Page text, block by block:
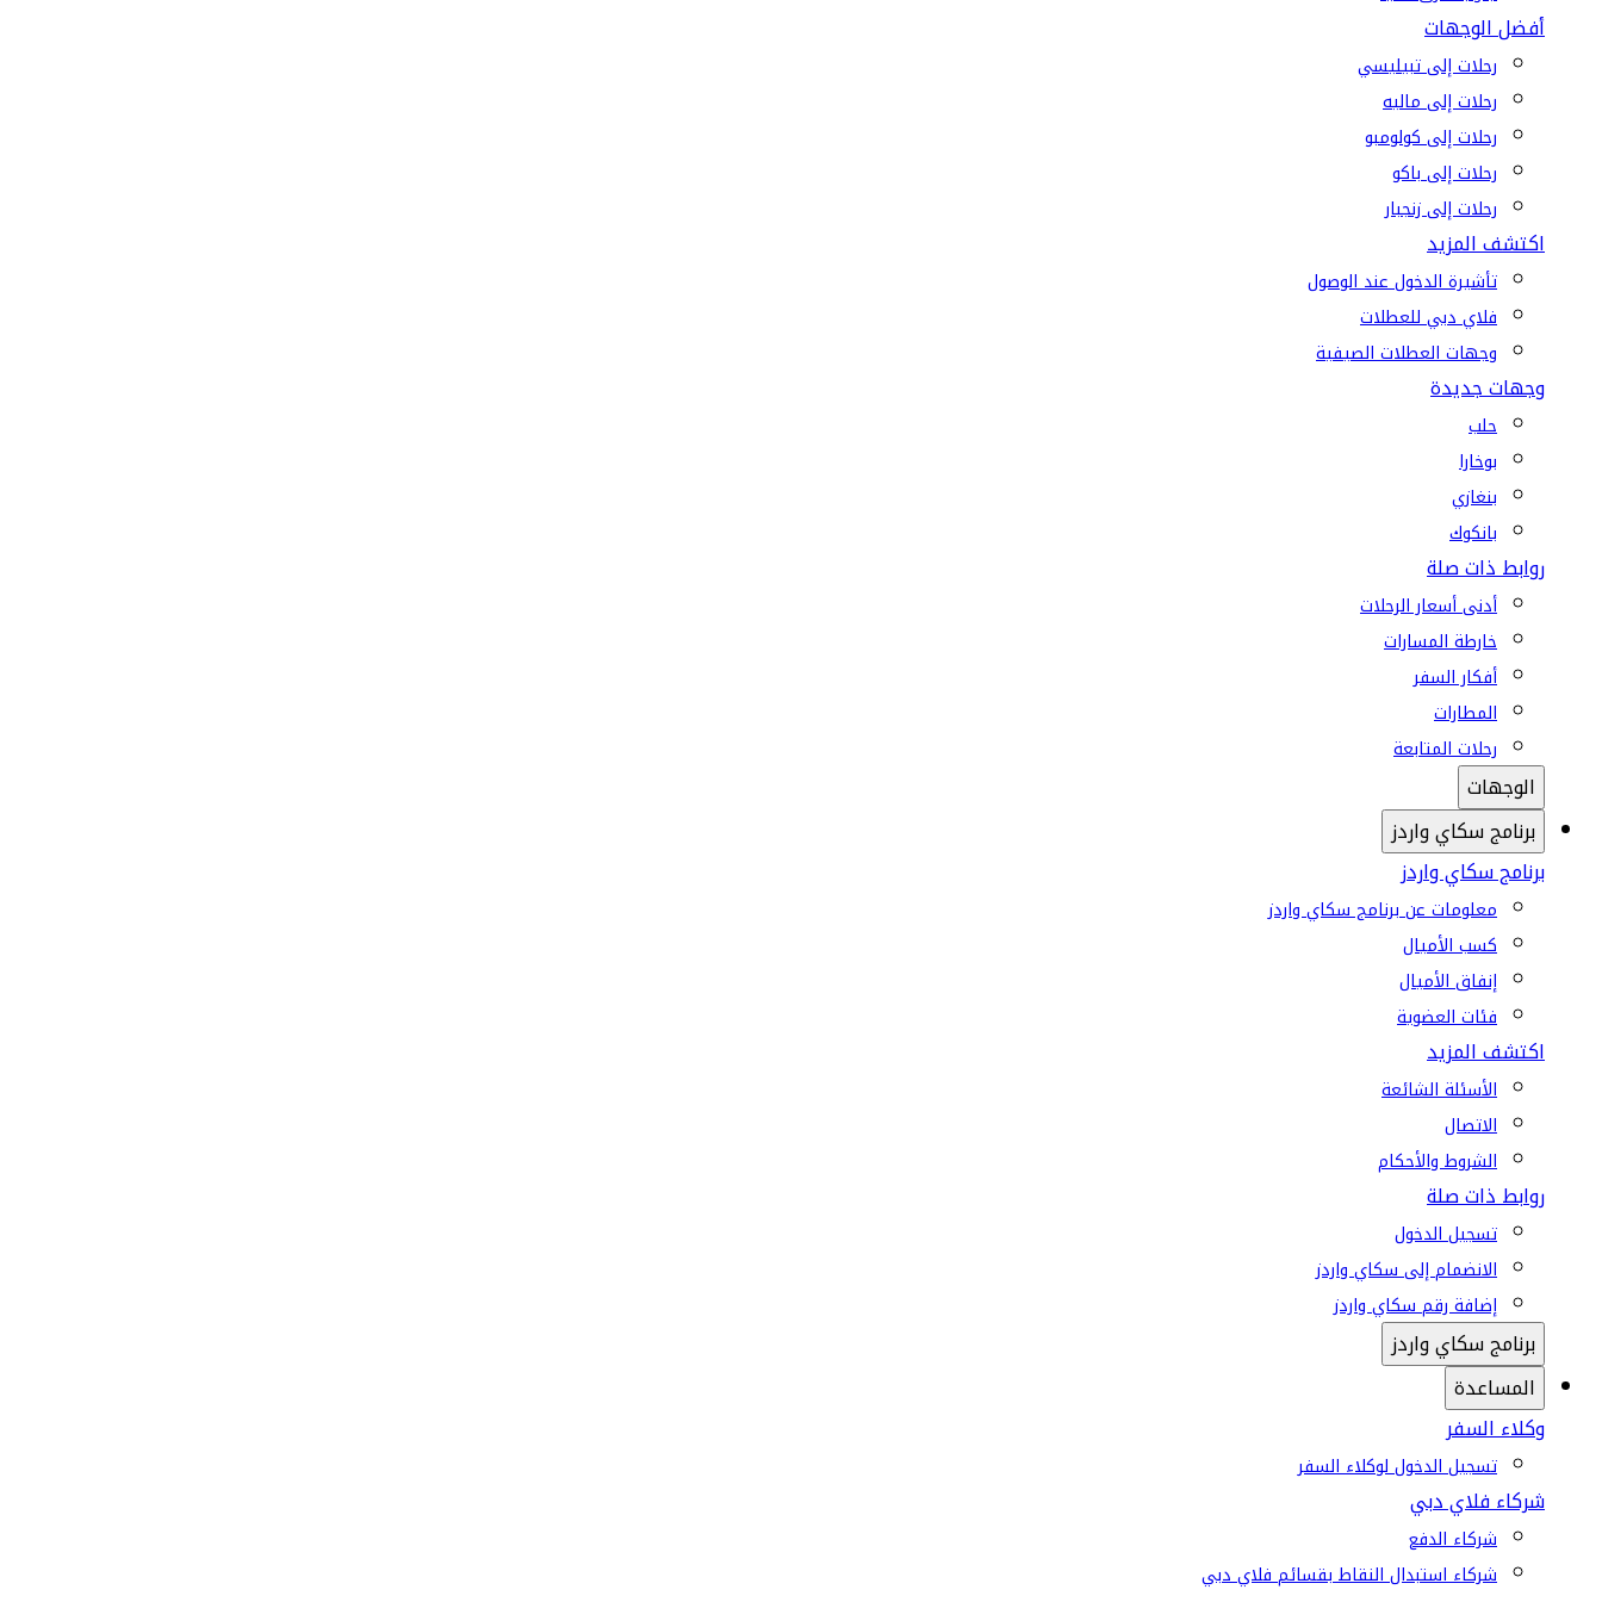
أفضل الوجهات
رحلات إلى تبيليسي
رحلات إلى ماليه
رحلات إلى كولومبو
رحلات إلى باكو
رحلات إلى زنجبار
اكتشف المزيد
تأشيرة الدخول عند الوصول
فلاي دبي للعطلات
وجهات العطلات الصيفية
وجهات جديدة
حلب
بوخارا
بنغازي
بانكوك
روابط ذات صلة
أدنى أسعار الرحلات
خارطة المسارات
أفكار السفر
المطارات
رحلات المتابعة
الوجهات
برنامج سكاي واردز
برنامج سكاي واردز
معلومات عن برنامج سكاي واردز
كسب الأميال
إنفاق الأميال
فئات العضوية
اكتشف المزيد
الأسئلة الشائعة
الاتصال
الشروط والأحكام
روابط ذات صلة
تسجيل الدخول
الانضمام إلى سكاي واردز
إضافة رقم سكاي واردز
برنامج سكاي واردز
المساعدة
وكلاء السفر
تسجيل الدخول لوكلاء السفر
شركاء فلاي دبي
شركاء الدفع
شركاء استبدال النقاط بقسائم فلاي دبي